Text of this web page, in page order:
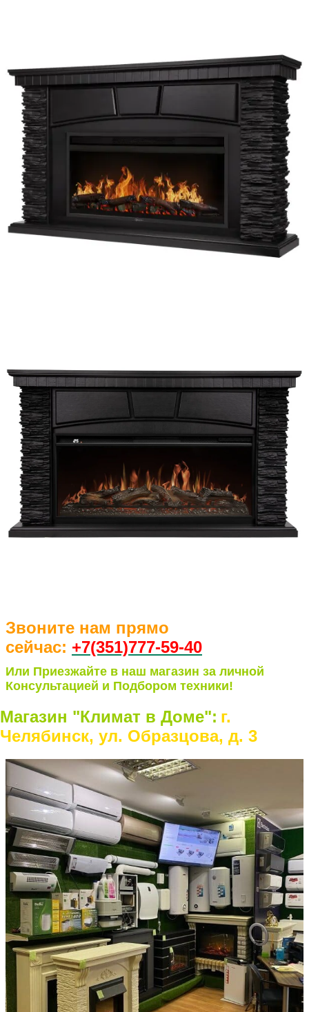
Звоните нам прямо
сейчас: +7(351)777-59-40
Или Приезжайте в наш магазин за личной
Консультацией и Подбором техники!
Магазин "Климат в Доме": г.
Челябинск, ул. Образцова, д. 3